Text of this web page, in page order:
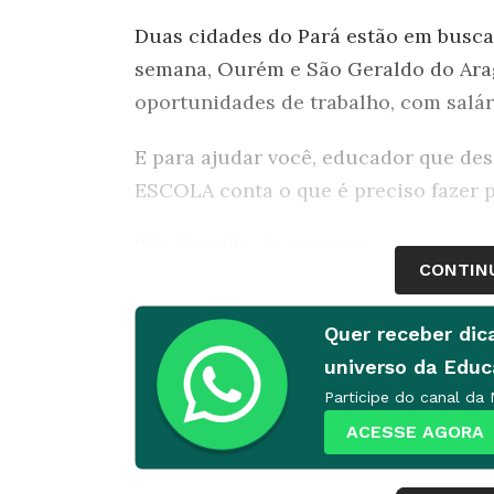
Duas cidades do Pará estão em
semana, Ourém e São Geraldo do
oportunidades de trabalho, com
E para ajudar você, educador que
ESCOLA conta o que é preciso fazer
O município com quase 25 mil
concurso público para a contratação
vagas são destinadas a professores
Biológicas, Língua Portuguesa,
em Pedagogia.
A prefeitura oferece salário de R$
Quer receber
universo da
Participe do canal da
ACESSE AGORA